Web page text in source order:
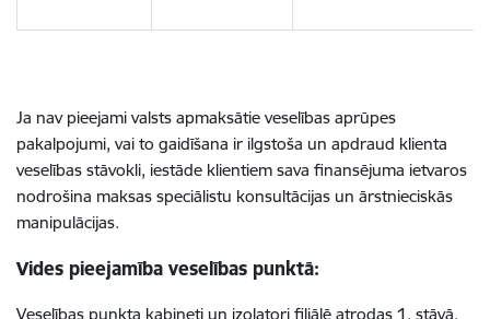
Ja nav pieejami valsts apmaksātie veselības aprūpes
pakalpojumi, vai to gaidīšana ir ilgstoša un apdraud klienta
veselības stāvokli, iestāde klientiem sava finansējuma ietvaros
nodrošina maksas speciālistu konsultācijas un ārstnieciskās
manipulācijas.
Vides pieejamība veselības punktā:
Veselības punkta kabineti un izolatori filiālē atrodas 1. stāvā.